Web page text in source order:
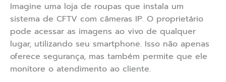
Imagine uma loja de roupas que instala um
sistema de CFTV com câmeras IP. O proprietário
pode acessar as imagens ao vivo de qualquer
lugar, utilizando seu smartphone. Isso não apenas
oferece segurança, mas também permite que ele
monitore o atendimento ao cliente.